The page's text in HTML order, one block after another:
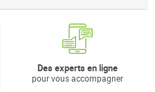
Des experts en ligne
pour vous accompagner